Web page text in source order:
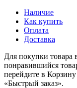
Наличие
Как купить
Оплата
Доставка
Для покупки товара
понравившийся
перейдите в
«Быстрый заказ».